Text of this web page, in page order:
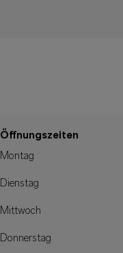
Öffnungszeiten
Montag
Dienstag
Mittwoch
Donnerstag